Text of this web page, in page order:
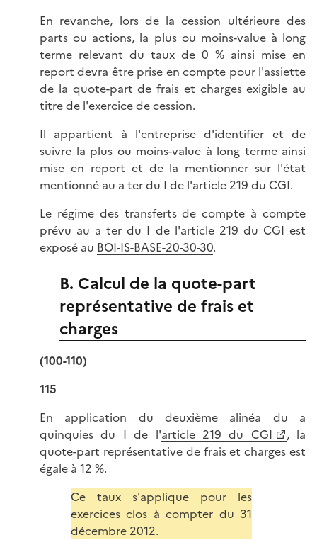
En revanche, lors de la cession ultérieure des
parts ou actions, la plus ou moins-value à long
terme relevant du taux de 0 % ainsi mise en
report devra être prise en compte pour l'assiette
de la quote-part de frais et charges exigible au
titre de l'exercice de cession.
Il appartient à l'entreprise d'identifier et de
suivre la plus ou moins-value à long terme ainsi
mise en report et de la mentionner sur l'état
mentionné au a ter du I de l'article 219 du CGI.
Le régime des transferts de compte à compte
prévu au a ter du I de l'article 219 du CGI est
exposé au BOI-IS-BASE-20-30-30.
B. Calcul de la quote-part
représentative de frais et
charges
(100-110)
115
En application du deuxième alinéa du a
quinquies du I de l'article 219 du CGI
, la
quote-part représentative de frais et charges est
égale à 12 %.
Ce taux s'applique pour les
exercices clos à compter du 31
décembre 2012.